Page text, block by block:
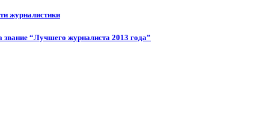
журналистики
“Лучшего журналиста 2013 года”